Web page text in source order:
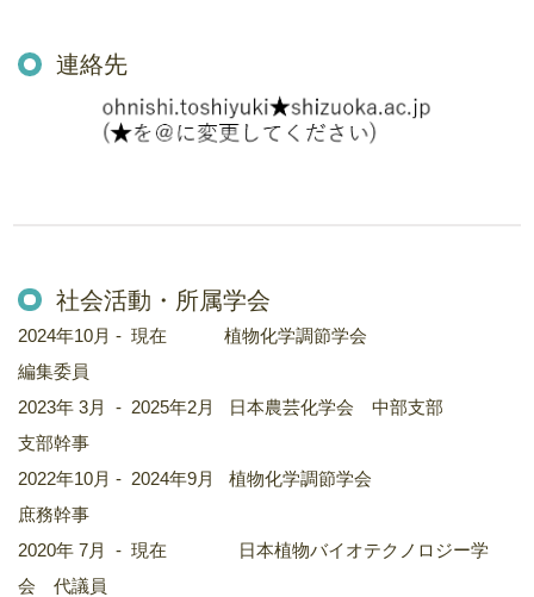
連絡先
社会活動・所属学会
2024年10月 - 現在 植物化学調節学会
編集委員
2023年 3月 - 2025年2月 日本農芸化学会 中部支部
支部幹事
2022年10月 - 2024年9月 植物化学調節学会
庶務幹事
2020年 7月 - 現在 日本植物バイオテクノロジー学
会 代議員